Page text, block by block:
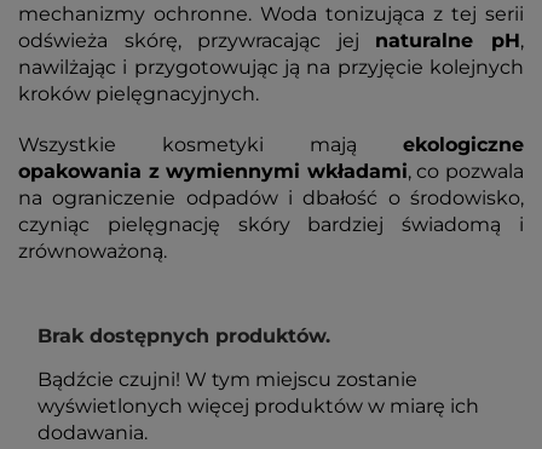
mechanizmy ochronne. Woda tonizująca z tej serii
odświeża skórę, przywracając jej naturalne pH,
nawilżając i przygotowując ją na przyjęcie kolejnych
kroków pielęgnacyjnych.
Wszystkie kosmetyki mają ekologiczne
opakowania z wymiennymi wkładami, co pozwala
na ograniczenie odpadów i dbałość o środowisko,
czyniąc pielęgnację skóry bardziej świadomą i
zrównoważoną.
Brak dostępnych produktów.
Bądźcie czujni! W tym miejscu zostanie
wyświetlonych więcej produktów w miarę ich
dodawania.